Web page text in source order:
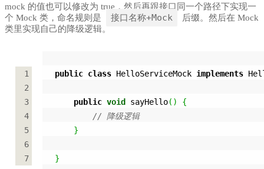
mock 的值也可以修改为 true，然后再跟接口同一个路径下实现一
个 Mock 类，命名规则是
接口名称+Mock
后缀。然后在 Mock
类里实现自己的降级逻辑。
1
2
3
4
5
6
7
public class HelloServiceMock implements
public void sayHello( )
{
// 降级逻辑
}
}